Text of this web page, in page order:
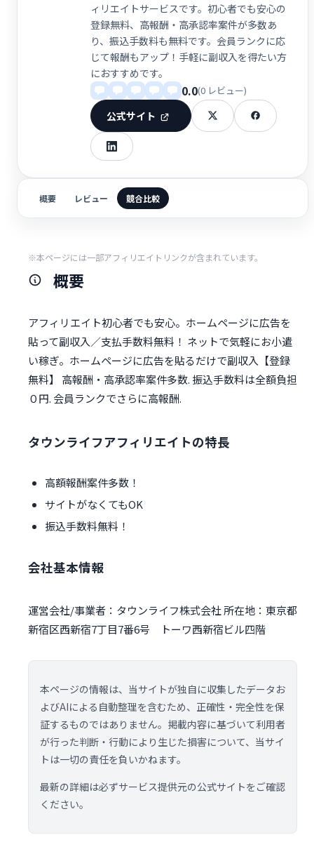
ィリエイトサービスです。初心者でも安心の
登録無料、高報酬・高承認率案件が多数あ
り、振込手数料も無料です。会員ランクに応
じて報酬もアップ！手軽に副収入を得たい方
におすすめです。
0.0(0 レビュー)
公式サイト
概要 レビュー 競合比較
※本ページには一部アフィリエイトリンクが含まれています。
概要
アフィリエイト初心者でも安心。ホームページに広告を
貼って副収入／支払手数料無料！ ネットで気軽にお小遣
い稼ぎ。ホームページに広告を貼るだけで副収入【登録
無料】 高報酬・高承認率案件多数. 振込手数料は全額負担
０円. 会員ランクでさらに高報酬.
タウンライフアフィリエイトの特長
高額報酬案件多数！
サイトがなくてもOK
振込手数料無料！
会社基本情報
運営会社/事業者：タウンライフ株式会社 所在地：東京都
新宿区西新宿7丁目7番6号 トーワ西新宿ビル四階
本ページの情報は、当サイトが独自に収集したデータお
よびAIによる自動整理を含むため、正確性・完全性を保
証するものではありません。掲載内容に基づいて利用者
が行った判断・行動により生じた損害について、当サイ
トは一切の責任を負いかねます。
最新の詳細は必ずサービス提供元の公式サイトをご確認
ください。